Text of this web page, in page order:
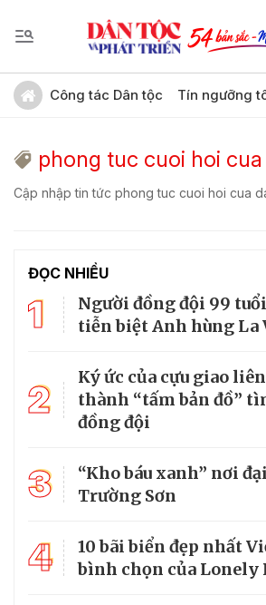
Công tác Dân tộc Tín ngưỡng
phong tuc cuoi hoi
Cập nhập tin tức phong tuc cuoi hoi cua
ĐỌC NHIỀU
1
Người đồng đội 99
tiễn biệt Anh hùng La
2
Ký ức của cựu giao
thành “tấm bản đồ”
đồng đội
3
“Kho báu xanh” nơi
Trường Sơn
4
10 bãi biển đẹp nhất
bình chọn của Lonely